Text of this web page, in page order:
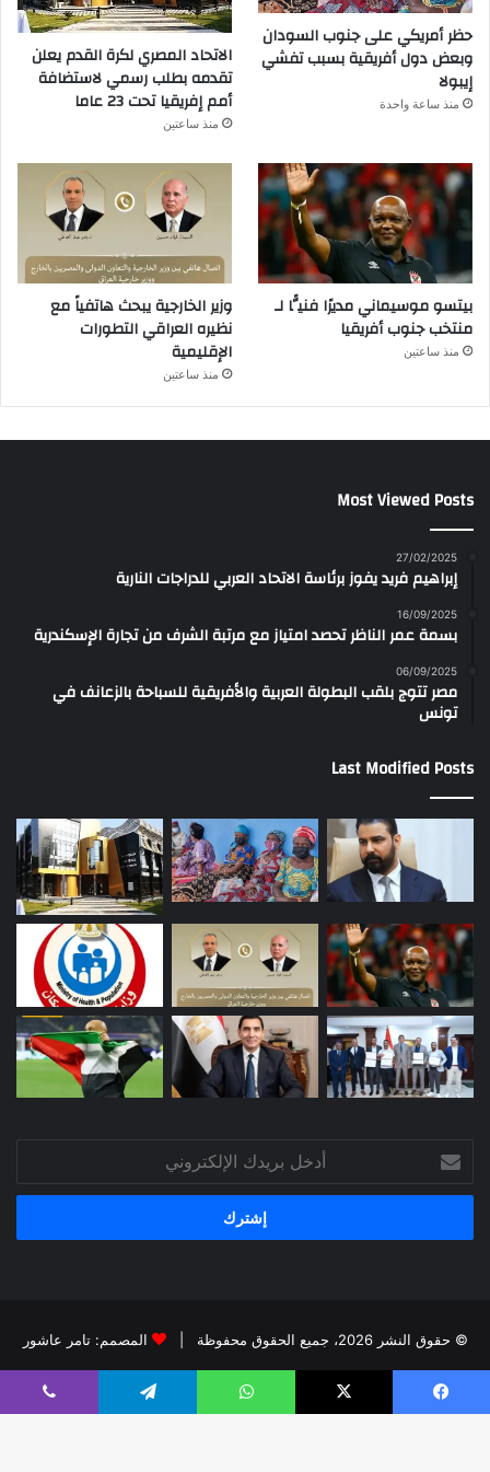
حظر أمريكي على جنوب السودان
وبعض دول أفريقية بسبب تفشي
إيبولا
منذ ساعة واحدة
الاتحاد المصري لكرة القدم يعلن
تقدمه بطلب رسمي لاستضافة
أمم إفريقيا تحت 23 عاما
منذ ساعتين
بيتسو موسيماني مديرًا فنيًّا لـ
منتخب جنوب أفريقيا
منذ ساعتين
وزير الخارجية يبحث هاتفياً مع
نظيره العراقي التطورات
الإقليمية
منذ ساعتين
Most Viewed Posts
27/02/2025
إبراهيم فريد يفوز برئاسة الاتحاد العربي للدراجات النارية
16/09/2025
بسمة عمر الناظر تحصد امتياز مع مرتبة الشرف من تجارة الإسكندرية
06/09/2025
مصر تتوج بلقب البطولة العربية والأفريقية للسباحة بالزعانف في
تونس
Last Modified Posts
بريدك
الإلكتروني
© حقوق النشر 2026، جميع الحقوق محفوظة | المصمم: تامر عاشور
فيسبوكX يوتيوبانستقرام
فيسبوك X واتساب تيلقرام ڤايبر